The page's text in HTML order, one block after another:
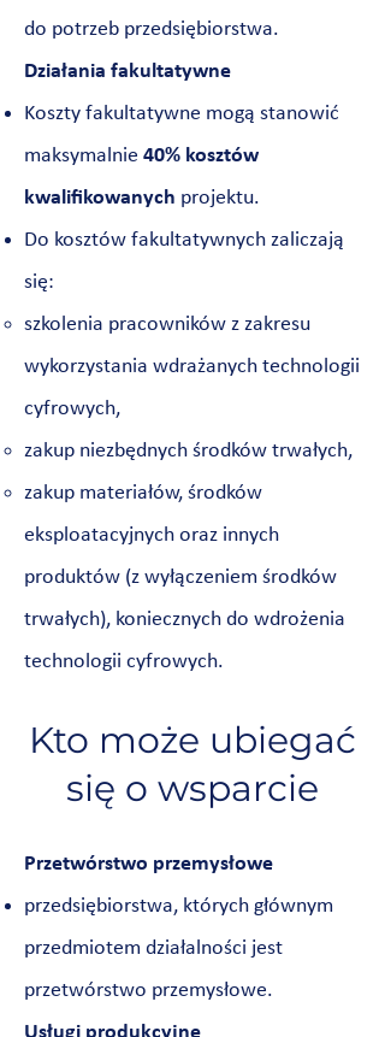
do potrzeb przedsiębiorstwa.
Działania fakultatywne
Koszty fakultatywne mogą stanowić
maksymalnie 40% kosztów
kwalifikowanych projektu.
Do kosztów fakultatywnych zaliczają
się:
szkolenia pracowników z zakresu
wykorzystania wdrażanych technologii
cyfrowych,
zakup niezbędnych środków trwałych,
zakup materiałów, środków
eksploatacyjnych oraz innych
produktów (z wyłączeniem środków
trwałych), koniecznych do wdrożenia
technologii cyfrowych.
Kto może ubiegać
się o wsparcie
Przetwórstwo przemysłowe
przedsiębiorstwa, których głównym
przedmiotem działalności jest
przetwórstwo przemysłowe.